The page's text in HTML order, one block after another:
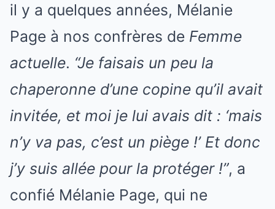
il y a quelques années, Mélanie
Page à nos confrères de Femme
actuelle. “Je faisais un peu la
chaperonne d’une copine qu’il avait
invitée, et moi je lui avais dit : ‘mais
n’y va pas, c’est un piège !’ Et donc
j’y suis allée pour la protéger !”, a
confié Mélanie Page, qui ne